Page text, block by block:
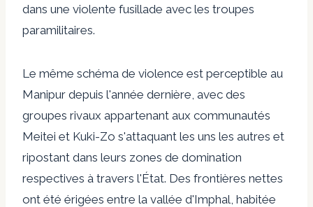
dans une violente fusillade avec les troupes
paramilitaires.
Le même schéma de violence est perceptible au
Manipur depuis l'année dernière, avec des
groupes rivaux appartenant aux communautés
Meitei et Kuki-Zo s'attaquant les uns les autres et
ripostant dans leurs zones de domination
respectives à travers l'État. Des frontières nettes
ont été érigées entre la vallée d'Imphal, habitée